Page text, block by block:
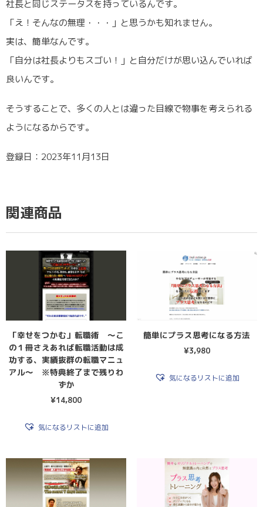
社長と同じステータスを持っているんです。
「え！そんなの無理・・・」と思うかも知れません。
実は、簡単なんです。
「自分は社長よりもスゴい！」と自分だけが思い込んでいれば
良いんです。
そうすることで、多くの人とは違った目線で物事を考えられる
ようになるからです。
登録日：2023年11月13日
関連商品
「幸せをつかむ」転職術 〜こ
の１冊さえあれば転職活動は成
功する、実績抜群の転職マニュ
アル〜 ※特典終了まで残りわ
ずか
¥14,800
気になるリストに追加
簡単にプラス思考になる方法
¥3,980
気になるリストに追加